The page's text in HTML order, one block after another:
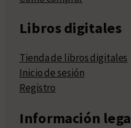
Libros digitales
Tienda de libros digitales
Inicio de sesión
Registro
Información